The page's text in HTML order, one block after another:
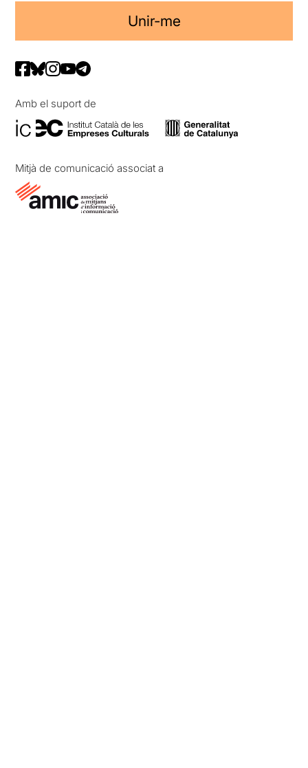
Unir-me
Amb el suport de
Mitjà de comunicació associat a